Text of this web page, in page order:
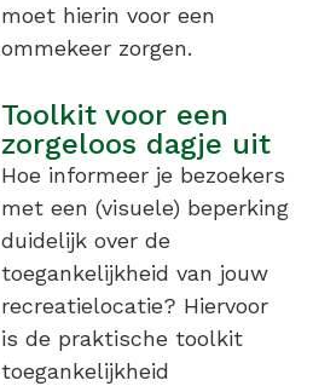
moet hierin voor een
ommekeer zorgen.
Toolkit voor een
zorgeloos dagje uit
Hoe informeer je bezoekers
met een (visuele) beperking
duidelijk over de
toegankelijkheid van jouw
recreatielocatie? Hiervoor
is de praktische toolkit
toegankelijkheid